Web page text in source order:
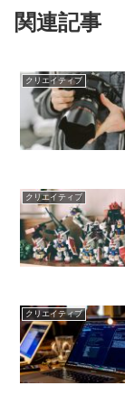
関連記事
クリエイティブ
クリエイティブ
クリエイティブ